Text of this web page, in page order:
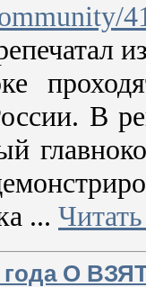
В
...
года О